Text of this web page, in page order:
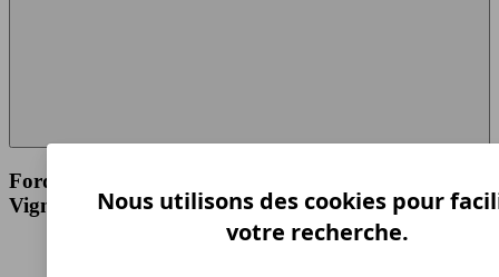
Ford Fiesta 1.0 EcoBoost 125 ch S&S mHEV DCT-7
Vignale Spécifications techniques
Nous utilisons des cookies pour
votre recherche.